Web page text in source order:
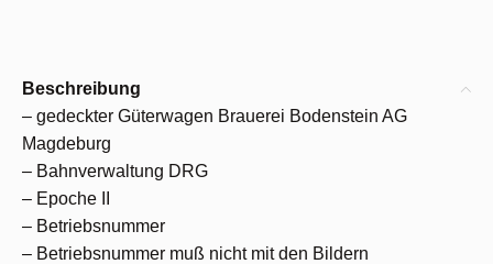
Beschreibung
– gedeckter Güterwagen Brauerei Bodenstein AG
Magdeburg
– Bahnverwaltung DRG
– Epoche II
– Betriebsnummer
– Betriebsnummer muß nicht mit den Bildern